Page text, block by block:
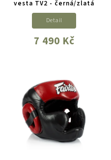
vesta TV2 - černá/zlatá
7 490 Kč
Detail